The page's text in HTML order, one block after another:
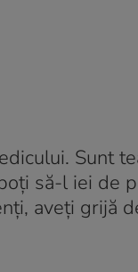
Sunt
să-l iei de
aveţi grijă